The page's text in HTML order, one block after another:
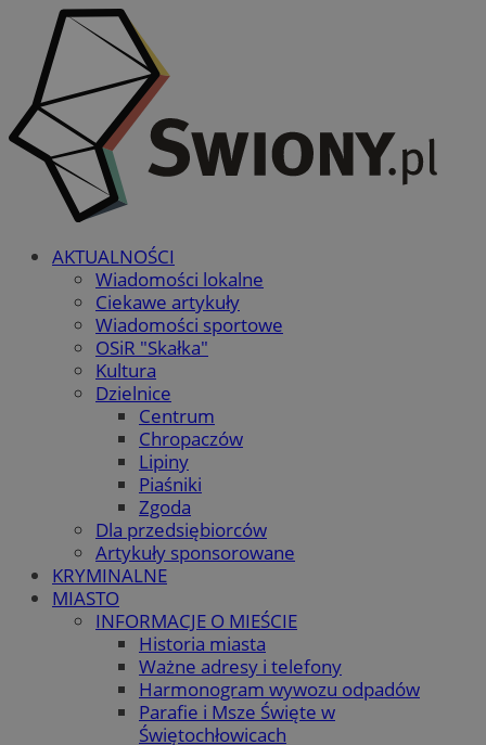
AKTUALNOŚCI
Wiadomości lokalne
Ciekawe artykuły
Wiadomości sportowe
OSiR "Skałka"
Kultura
Dzielnice
Centrum
Chropaczów
Lipiny
Piaśniki
Zgoda
Dla przedsiębiorców
Artykuły sponsorowane
KRYMINALNE
MIASTO
INFORMACJE O MIEŚCIE
Historia miasta
Ważne adresy i telefony
Harmonogram wywozu odpadów
Parafie i Msze Święte w
Świętochłowicach